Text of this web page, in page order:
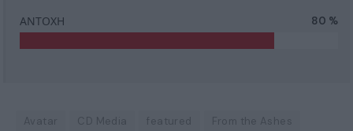
ΑΝΤΟΧΗ 80 %
Avatar CD Media featured
From the Ashes